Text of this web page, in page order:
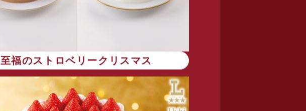
至福のストロベリークリスマス